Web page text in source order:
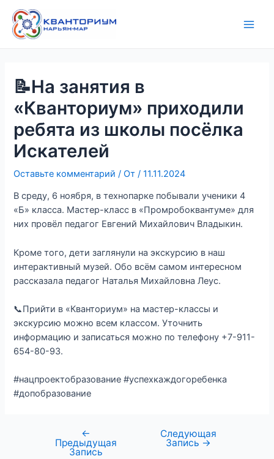
содержимому
📝На занятия в
«Кванториум» приходили
ребята из школы посёлка
Искателей
Оставьте комментарий / От/11.11.2024
В среду, 6 ноября, в технопарке побывали ученики 4
«Б» класса. Мастер-класс в «Промробоквантуме» для
них провёл педагог Евгений Михайлович Владыкин.
Кроме того, дети заглянули на экскурсию в наш
интерактивный музей. Обо всём самом интересном
рассказала педагог Наталья Михайловна Леус.
📞Прийти в «Кванториум» на мастер-классы и
экскурсию можно всем классом. Уточнить
информацию и записаться можно по телефону +7-911-
654-80-93.
#нацпроектобразование #успехкаждогоребенка
#допобразование
по
записям
←
Предыдущая
Запись
Следующая
Запись →